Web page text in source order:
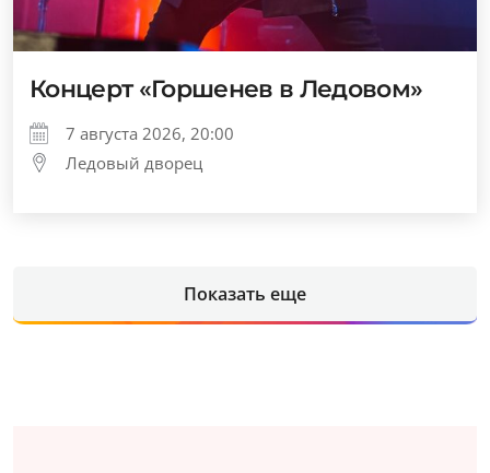
Концерт «Горшенев в Ледовом»
7 августа 2026, 20:00
Ледовый дворец
Показать еще